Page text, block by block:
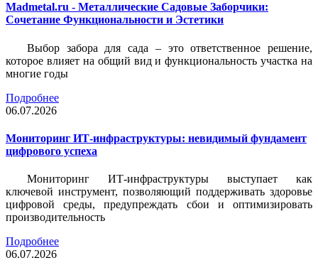
Madmetal.ru - Металлические Садовые Заборчики:
Сочетание Функциональности и Эстетики
Выбор забора для сада – это ответственное решение,
которое влияет на общий вид и функциональность участка на
многие годы
Подробнее
06.07.2026
Мониторинг ИТ-инфраструктуры: невидимый фундамент
цифрового успеха
Мониторинг ИТ-инфраструктуры выступает как
ключевой инструмент, позволяющий поддерживать здоровье
цифровой среды, предупреждать сбои и оптимизировать
производительность
Подробнее
06.07.2026